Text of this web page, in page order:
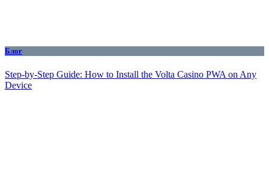
Блог
Step-by-Step Guide: How to Install the Volta Casino PWA on Any
Device